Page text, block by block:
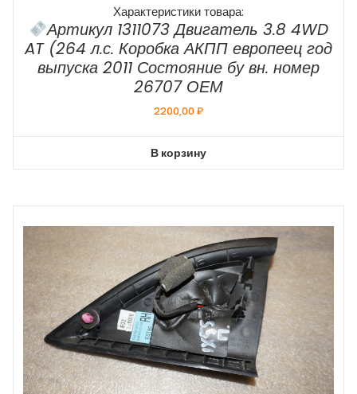
Характеристики товара:
Артикул 1311073 Двигатель 3.8 4WD
AT (264 л.с. Коробка АКПП европеец год
выпуска 2011 Состояние бу вн. номер
26707 ОЕМ
2200,00₽
В корзину